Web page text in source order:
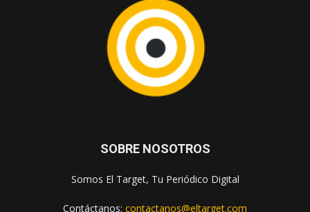
SOBRE NOSOTROS
Somos El Target, Tu Periódico Digital
Contáctanos: contactanos@eltarget.com